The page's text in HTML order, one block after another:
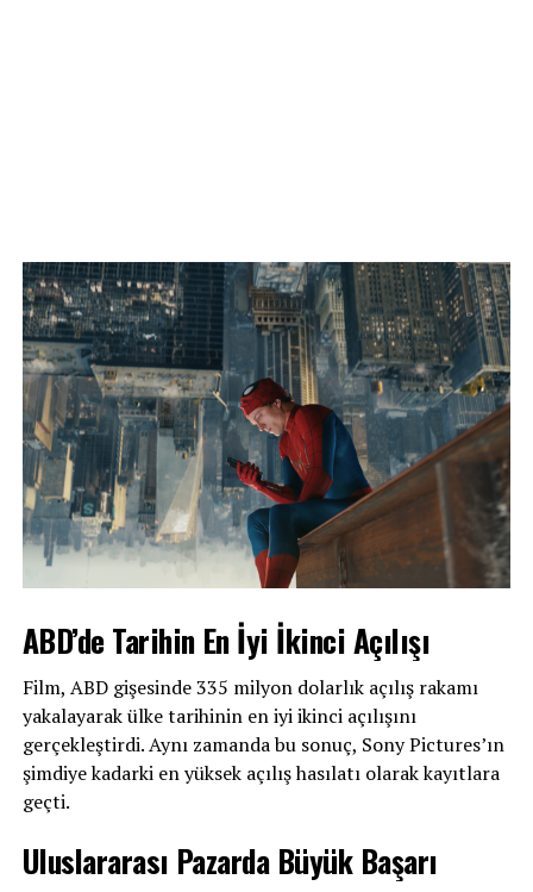
Yaprak Dökümü dizisiyla tanınan Caner Kurtaran, eşi
sevgili yar can. Nice nicesine velhasıl çok seviyorum”
ABD’de Tarihin En İyi İkinci Açılışı
Film, ABD gişesinde 335 milyon dolarlık açılış rakamı
yakalayarak ülke tarihinin en iyi ikinci açılışını
gerçekleştirdi. Aynı zamanda bu sonuç, Sony Pictures’ın
şimdiye kadarki en yüksek açılış hasılatı olarak kayıtlara
geçti.
Uluslararası Pazarda Büyük Başarı